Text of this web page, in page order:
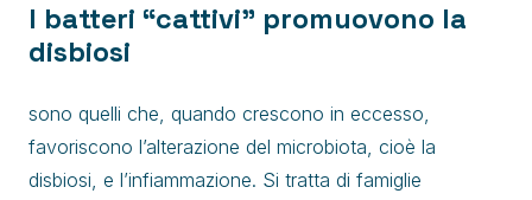
I batteri “cattivi” promuovono la
disbiosi
sono quelli che, quando crescono in eccesso,
favoriscono l’alterazione del microbiota, cioè la
disbiosi, e l’infiammazione. Si tratta di famiglie